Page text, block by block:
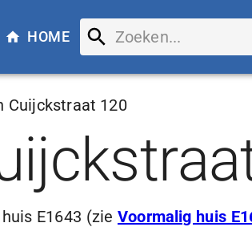
HOME
Cuijckstraat 120
E1643 (zie Voormalig huis